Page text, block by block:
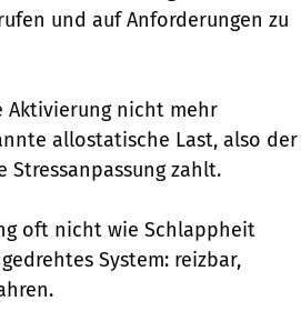
und auf Anforderungen zu
Aktivierung nicht mehr
allostatische Last, also der
zahlt.
oft nicht wie Schlappheit
System: reizbar,